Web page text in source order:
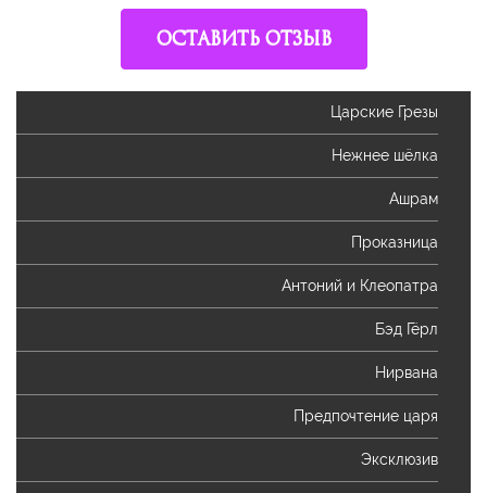
ОСТАВИТЬ ОТЗЫВ
Царские Грезы
Нежнее шёлка
Ашрам
Проказница
Антоний и Клеопатра
Бэд Гёрл
Нирвана
Предпочтение царя
Эксклюзив